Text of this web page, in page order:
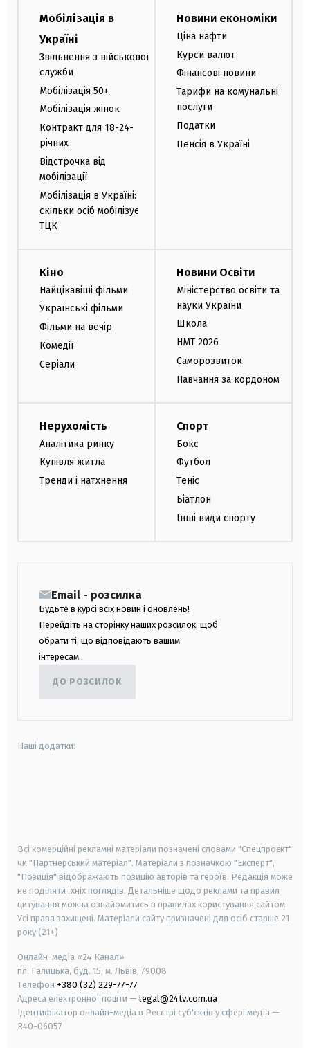
Мобілізація в
Україні
Звільнення з військової
служби
Мобілізація 50+
Мобілізація жінок
Контракт для 18-24-
річних
Відстрочка від
мобілізації
Мобілізація в Україні:
скільки осіб мобілізує
ТЦК
Новини економіки
Ціна нафти
Курси валют
Фінансові новини
Тарифи на комунальні
послуги
Податки
Пенсія в Україні
Кіно
Найцікавіші фільми
Українські фільми
Фільми на вечір
Комедії
Серіали
Новини Освіти
Міністерство освіти та
науки України
Школа
НМТ 2026
Саморозвиток
Навчання за кордоном
Нерухомість
Аналітика ринку
Купівля житла
Тренди і натхнення
Спорт
Бокс
Футбол
Теніс
Біатлон
Інші види спорту
Email - розсилка
Будьте в курсі всіх новин і оновлень!
Перейдіть на сторінку наших розсилок, щоб
обрати ті, що відповідають вашим
інтересам.
ДО РОЗСИЛОК
Наші додатки:
Всі комерційні рекламні матеріали позначені словами "Спецпроєкт"
чи "Партнерський матеріал". Матеріали з позначкою "Експерт",
"Позиція" відображають позицію авторів та героїв. Редакція може
не поділяти їхніх поглядів. Детальніше щодо реклами та правил
цитування можна ознайомитись в правилах користування сайтом.
Усі права захищені. Матеріали сайту призначені для осіб старше 21
року (21+)
Онлайн-медіа «24 Канал»
пл. Галицька, буд. 15, м. Львів, 79008
Телефон +380 (32) 229-77-77
Адреса електронної пошти — legal@24tv.com.ua
Ідентифікатор онлайн-медіа в Реєстрі суб'єктів у сфері медіа —
R40-06057